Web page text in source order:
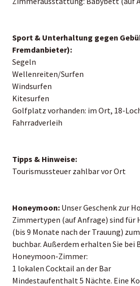
Sport & Unterhaltung gegen
Fremdanbieter):
Segeln
Wellenreiten/Surfen
Windsurfen
Kitesurfen
Golfplatz vorhanden: im Ort, 18-
Fahrradverleih
Tipps & Hinweise:
Tourismussteuer zahlbar vor Ort
Honeymoon: Unser Geschenk zur
Zimmertypen (auf Anfrage) sind für
(bis 9 Monate nach der Trauung)
buchbar. Außerdem erhalten Sie bei
Honeymoon-Zimmer:
1 lokalen Cocktail an der Bar
Mindestaufenthalt 5 Nächte. Eine